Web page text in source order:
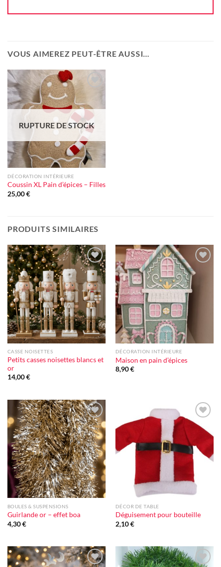
VOUS AIMEREZ PEUT-ÊTRE AUSSI…
d'envie
RUPTURE DE STOCK
DÉCORATION INTÉRIEURE
Coussin XL Pain d’épices – Filles
25,00€
PRODUITS SIMILAIRES
Ajouter
à la liste
d'envie
CASSE NOISETTES
Petits casses noisettes blancs et
or
14,00€
Ajouter
à la liste
d'envie
DÉCORATION INTÉRIEURE
Maison en pain d’épices
8,90€
Ajouter
à la liste
d'envie
BOULES & SUSPENSIONS
Guirlande or – effet boa
4,30€
Ajouter
à la liste
DÉCOR DE TABLE
Déguisement pour bouteille
2,10€